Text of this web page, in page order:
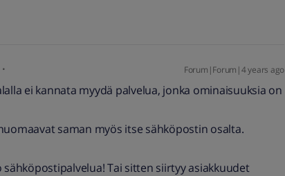
Forum|Forum|4 years ago
ei kannata myydä palvelua, jonka ominaisuuksia on
saman myös itse sähköpostin osalta.
Tai sitten siirtyy asiakkuudet